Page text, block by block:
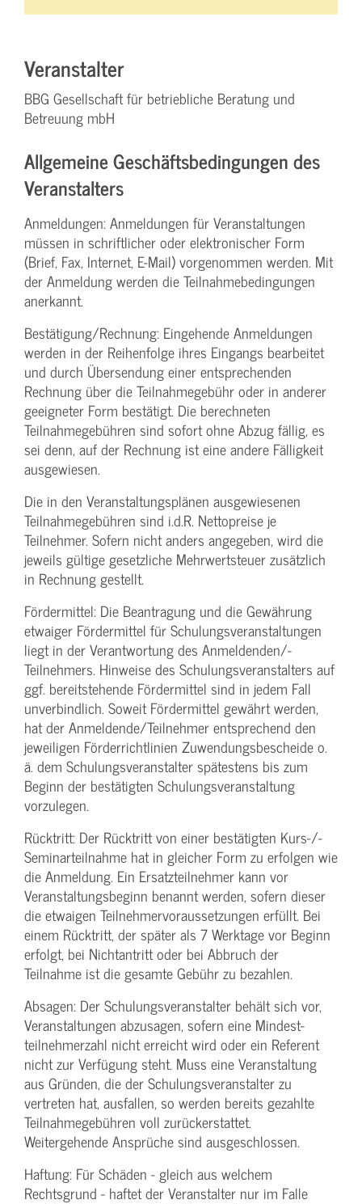
Veranstalter
BBG Gesellschaft für betriebliche Beratung und
Betreuung mbH
Allgemeine Geschäftsbedingungen des
Veranstalters
Anmeldungen: Anmeldungen für Veranstaltungen
müssen in schriftlicher oder elektronischer Form
(Brief, Fax, Internet, E-Mail) vorgenommen werden. Mit
der Anmeldung werden die Teilnahme­bedingungen
anerkannt.
Bestätigung­/Rechnung: Eingehende Anmeldungen
werden in der Reihenfolge ihres Eingangs bearbeitet
und durch Übersendung einer entsprechenden
Rechnung über die Teilnahmegebühr oder in anderer
geeigneter Form bestätigt. Die berechneten
Teilnahmegebühren sind sofort ohne Abzug fällig, es
sei denn, auf der Rechnung ist eine andere Fälligkeit
ausgewiesen.
Die in den Veranstaltungsplänen ausgewiesenen
Teilnahmegebühren sind i.d.R. Nettopreise je
Teilnehmer. Sofern nicht anders angegeben, wird die
jeweils gültige gesetzliche Mehrwertsteuer zusätzlich
in Rechnung gestellt.
Fördermittel: Die Beantragung und die Gewährung
etwaiger Fördermittel für Schulungs­veranstaltungen
liegt in der Verantwortung des Anmeldenden/­
Teilnehmers. Hinweise des Schulungs­veranstalters auf
ggf. bereitstehende Fördermittel sind in jedem Fall
unverbindlich. Soweit Fördermittel gewährt werden,
hat der Anmeldende/­Teilnehmer entsprechend den
jeweiligen Förderrichtlinien Zuwendungs­bescheide o.
ä. dem Schulungs­veranstalter spätestens bis zum
Beginn der bestätigten Schulungs­veranstaltung
vorzulegen.
Rücktritt: Der Rücktritt von einer bestätigten Kurs-/­
Seminarteilnahme hat in gleicher Form zu erfolgen wie
die Anmeldung. Ein Ersatzteilnehmer kann vor
Veranstaltungs­beginn benannt werden, sofern dieser
die etwaigen Teilnehmer­voraussetzungen erfüllt. Bei
einem Rücktritt, der später als 7 Werktage vor Beginn
erfolgt, bei Nichtantritt oder bei Abbruch der
Teilnahme ist die gesamte Gebühr zu bezahlen.
Absagen: Der Schulungs­veranstalter behält sich vor,
Veranstaltungen abzusagen, sofern eine Mindest­
teilnehmerzahl nicht erreicht wird oder ein Referent
nicht zur Verfügung steht. Muss eine Veranstaltung
aus Gründen, die der Schulungs­veranstalter zu
vertreten hat, ausfallen, so werden bereits gezahlte
Teilnahme­gebühren voll zurückerstattet.
Weitergehende Ansprüche sind ausgeschlossen.
Haftung: Für Schäden - gleich aus welchem
Rechtsgrund - haftet der Veranstalter nur im Falle